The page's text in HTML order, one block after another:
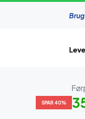
SPAR 40%